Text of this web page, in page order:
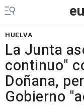
HUELVA
La Junta
continuo"
Doñana,
Gobierno